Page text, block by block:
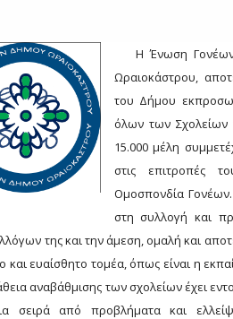
H Ένωση
Ωραιοκάστρου,
του Δήμου
όλων των Σχολείων
15.000 μέλη
στις επιτροπές
Ομοσπονδία
στη συλλογή και
της και την άμεση, ομαλή και
και ευαίσθητο τομέα, όπως είναι η
αναβάθμισης των σχολείων έχει
σειρά από προβλήματα και